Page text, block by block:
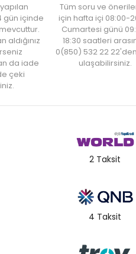
gün içinde
aldığınız
da iade
çeki
Tüm soru ve
için hafta içi 08:00-
Cumartesi günü
18:30 saatleri
0(850) 532 22
ulaşabilirsiniz.
2 Taksit
4 Taksit